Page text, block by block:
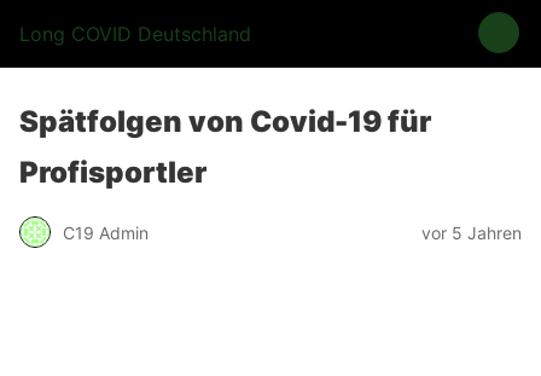
Long COVID Deutschland
Spätfolgen von Covid-19 für
Profisportler
C19 Admin vor 5 Jahren